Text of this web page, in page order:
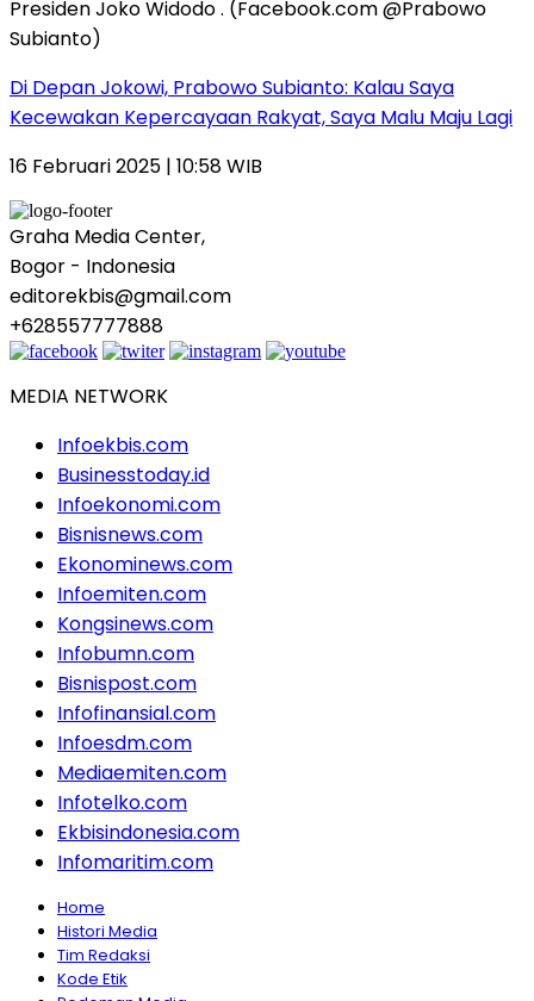
Di Depan Jokowi, Prabowo Subianto: Kalau Saya
Kecewakan Kepercayaan Rakyat, Saya Malu Maju Lagi
16 Februari 2025 | 10:58 WIB
Graha Media Center,
Bogor - Indonesia
editorekbis@gmail.com
+628557777888
MEDIA NETWORK
Infoekbis.com
Businesstoday.id
Infoekonomi.com
Bisnisnews.com
Ekonominews.com
Infoemiten.com
Kongsinews.com
Infobumn.com
Bisnispost.com
Infofinansial.com
Infoesdm.com
Mediaemiten.com
Infotelko.com
Ekbisindonesia.com
Infomaritim.com
Home
Histori Media
Tim Redaksi
Kode Etik